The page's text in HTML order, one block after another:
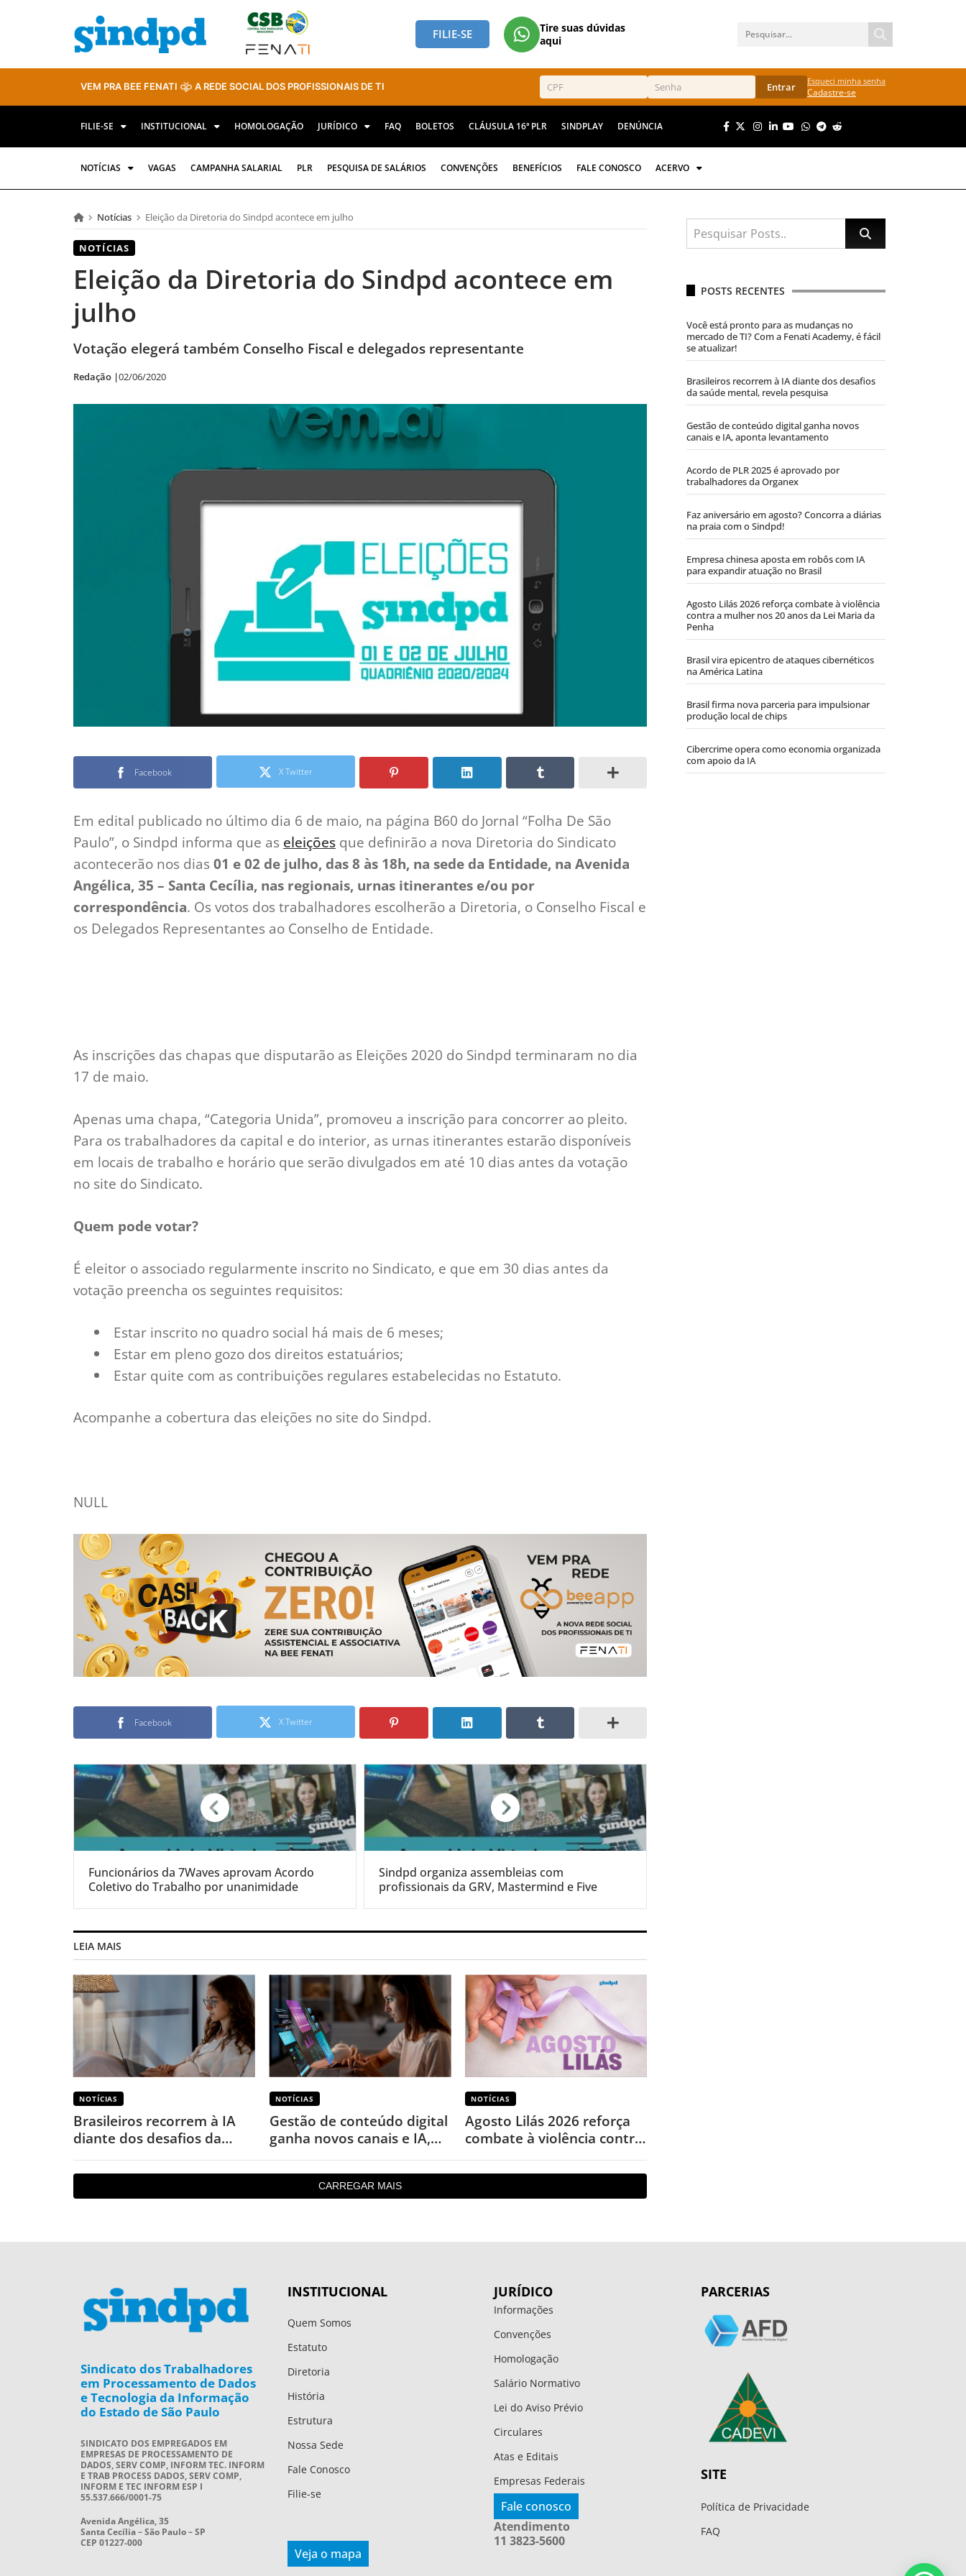
FILIE-SE
Tire suas dúvidas
aqui
VEM PRA BEE FENATI A REDE SOCIAL DOS PROFISSIONAIS DE TI Entrar Esqueci minha senha
Cadastre-se
FILIE-SE INSTITUCIONAL HOMOLOGAÇÃO JURÍDICO FAQ BOLETOS CLÁUSULA 16ª PLR SINDPLAY DENÚNCIA
NOTÍCIAS VAGAS CAMPANHA SALARIAL PLR PESQUISA DE SALÁRIOS CONVENÇÕES BENEFÍCIOS FALE CONOSCO ACERVO
Notícias Eleição da Diretoria do Sindpd acontece em julho
NOTÍCIAS
Eleição da Diretoria do Sindpd acontece em
julho
Votação elegerá também Conselho Fiscal e delegados representante
Redação |02/06/2020
Facebook X Twitter
Em edital publicado no último dia 6 de maio, na página B60 do Jornal “Folha De São
Paulo”, o Sindpd informa que as eleições que definirão a nova Diretoria do Sindicato
acontecerão nos dias 01 e 02 de julho, das 8 às 18h, na sede da Entidade, na Avenida
Angélica, 35 – Santa Cecília, nas regionais, urnas itinerantes e/ou por
correspondência. Os votos dos trabalhadores escolherão a Diretoria, o Conselho Fiscal e
os Delegados Representantes ao Conselho de Entidade.
As inscrições das chapas que disputarão as Eleições 2020 do Sindpd terminaram no dia
17 de maio.
Apenas uma chapa, “Categoria Unida”, promoveu a inscrição para concorrer ao pleito.
Para os trabalhadores da capital e do interior, as urnas itinerantes estarão disponíveis
em locais de trabalho e horário que serão divulgados em até 10 dias antes da votação
no site do Sindicato.
Quem pode votar?
É eleitor o associado regularmente inscrito no Sindicato, e que em 30 dias antes da
votação preencha os seguintes requisitos:
Estar inscrito no quadro social há mais de 6 meses;
Estar em pleno gozo dos direitos estatuários;
Estar quite com as contribuições regulares estabelecidas no Estatuto.
Acompanhe a cobertura das eleições no site do Sindpd.
NULL
Facebook X Twitter
Funcionários da 7Waves aprovam Acordo
Coletivo do Trabalho por unanimidade
Sindpd organiza assembleias com
profissionais da GRV, Mastermind e Five
LEIA MAIS
NOTÍCIAS
Brasileiros recorrem à IA
diante dos desafios da
saúde mental, revela
pesquisa
NOTÍCIAS
Gestão de conteúdo digital
ganha novos canais e IA,
aponta levantamento
NOTÍCIAS
Agosto Lilás 2026 reforça
combate à violência contra
a mulher nos 20 anos da
Lei Maria da Penha
CARREGAR MAIS
POSTS RECENTES
Você está pronto para as mudanças no
mercado de TI? Com a Fenati Academy, é fácil
se atualizar!
Brasileiros recorrem à IA diante dos desafios
da saúde mental, revela pesquisa
Gestão de conteúdo digital ganha novos
canais e IA, aponta levantamento
Acordo de PLR 2025 é aprovado por
trabalhadores da Organex
Faz aniversário em agosto? Concorra a diárias
na praia com o Sindpd!
Empresa chinesa aposta em robôs com IA
para expandir atuação no Brasil
Agosto Lilás 2026 reforça combate à violência
contra a mulher nos 20 anos da Lei Maria da
Penha
Brasil vira epicentro de ataques cibernéticos
na América Latina
Brasil firma nova parceria para impulsionar
produção local de chips
Cibercrime opera como economia organizada
com apoio da IA
Sindicato dos Trabalhadores
em Processamento de Dados
e Tecnologia da Informação
do Estado de São Paulo
SINDICATO DOS EMPREGADOS EM
EMPRESAS DE PROCESSAMENTO DE
DADOS, SERV COMP, INFORM TEC. INFORM
E TRAB PROCESS DADOS, SERV COMP,
INFORM E TEC INFORM ESP I
55.537.666/0001-75
Avenida Angélica, 35
Santa Cecília – São Paulo – SP
CEP 01227-000
INSTITUCIONAL
Quem Somos
Estatuto
Diretoria
História
Estrutura
Nossa Sede
Fale Conosco
Filie-se
Veja o mapa
JURÍDICO
Informações
Convenções
Homologação
Salário Normativo
Lei do Aviso Prévio
Circulares
Atas e Editais
Empresas Federais
Fale conosco
Atendimento
11 3823-5600
PARCERIAS
SITE
Política de Privacidade
FAQ